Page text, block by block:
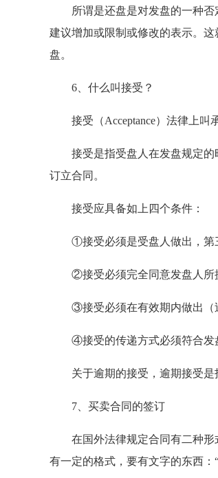
所谓是还盘是对发盘的一种否定
建议增加或限制或修改的表示。
盘。
6、什么叫接受？
接受（Acceptance）法律上叫承
接受是指受盘人在发盘规定的
订立合同。
接受应具备如上四个条件：
①接受必须是受盘人做出，第
②接受必须完全同意发盘人所提
③接受必须在有效期内做出（
④接受的传递方式必须符合发
关于逾期的接受，逾期接受是
7、买卖合同的签订
在国外法律规定合同有二种形式
有一定的格式，要有文字的东西：